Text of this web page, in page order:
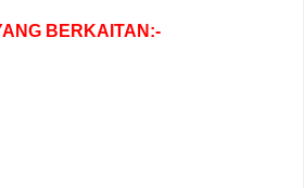
BERKAITAN:-